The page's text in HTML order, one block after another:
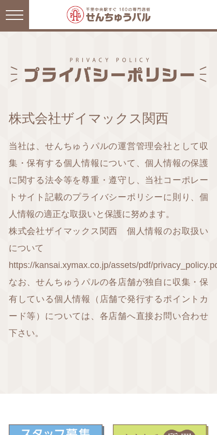
株式会社ザイマックス関西
当社は、せんちゅうパルの運営管理会社として収
集・保有する個人情報について、個人情報の保護
に関する法令等を尊重・遵守し、当社コーポレー
トサイト記載のプライバシーポリシーに則り、個
人情報の適正な取扱いと保護に努めます。
株式会社ザイマックス関西 個人情報のお取扱い
について
https://kansai.xymax.co.jp/assets/pdf/
なお、せんちゅうパルの各店舗が独自に収集・保
有している個人情報（店舗で発行するポイントカ
ード等）については、各店舗へ直接お問い合わせ
下さい。